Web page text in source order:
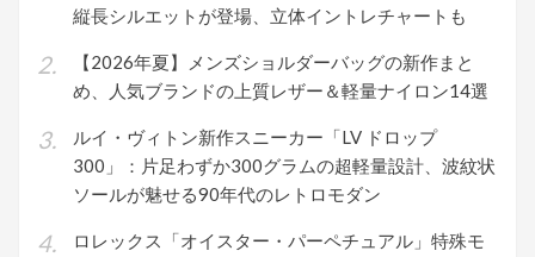
縦長シルエットが登場、立体イントレチャートも
【2026年夏】メンズショルダーバッグの新作まと
め、人気ブランドの上質レザー＆軽量ナイロン14選
ルイ・ヴィトン新作スニーカー「LV ドロップ
300」：片足わずか300グラムの超軽量設計、波紋状
ソールが魅せる90年代のレトロモダン
ロレックス「オイスター・パーペチュアル」特殊モ